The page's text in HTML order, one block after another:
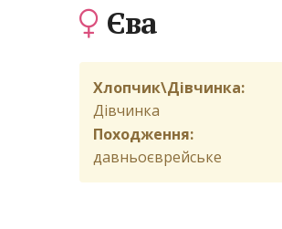
Єва
Хлопчик\Дівчинка:
Дівчинка
Походження:
давньоєврейське